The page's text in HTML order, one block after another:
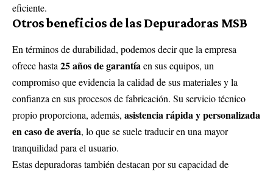
eficiente.
Otros beneficios de las Depuradoras MSB
En términos de durabilidad, podemos decir que la empresa
ofrece hasta 25 años de garantíaen sus equipos, un
compromiso que evidencia la calidad de sus materiales y la
confianza en sus procesos de fabricación. Su servicio técnico
propio proporciona, además, asistencia rápida y personalizada
en caso de avería, lo que se suele traducir en una mayor
tranquilidad para el usuario.
Estas depuradoras también destacan por su capacidad de